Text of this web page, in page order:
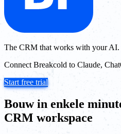
The CRM that works with your AI.
Connect Breakcold to Claude,
Start free trial
Bouw in enkele
CRM workspace